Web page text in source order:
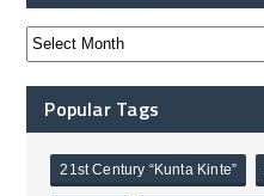
Popular Tags
21st Century “Kunta Kinte”